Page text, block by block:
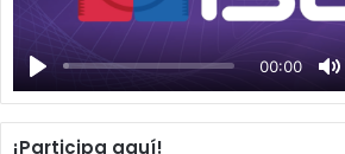
00:00
a
y
¡Participa aquí!